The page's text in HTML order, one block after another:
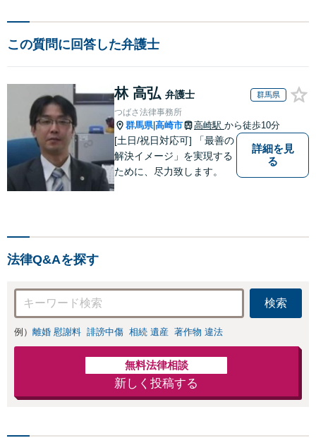
この質問に回答した弁護士
林 高弘 弁護士 群馬県
つばさ法律事務所
群馬県|高崎市 高崎駅 から徒歩10分
[土日/祝日対応可] 「最善の
解決イメージ」を実現する
ために、尽力致します。
詳細を見
る
法律Q&Aを探す
検索
例） 離婚 慰謝料 誹謗中傷 相続 遺産 著作物 違法
無料法律相談
新しく投稿する